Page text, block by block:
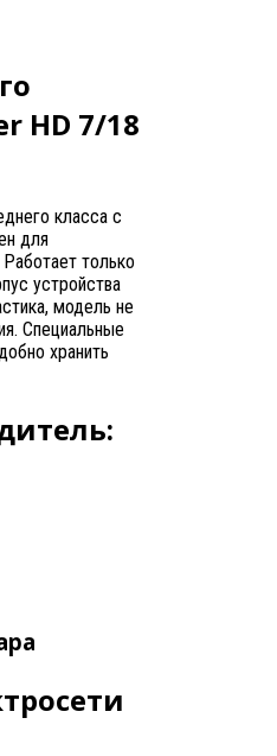
HD 7/18
класса с
для
только
устройства
модель не
Специальные
хранить